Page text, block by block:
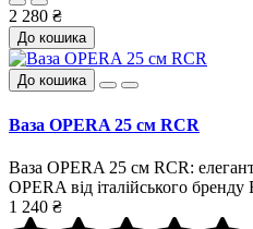
2 280 ₴
До кошика
До кошика
Ваза OPERA 25 см RCR
Ваза OPERA 25 см RCR:
OPERA від італійського
1 240 ₴